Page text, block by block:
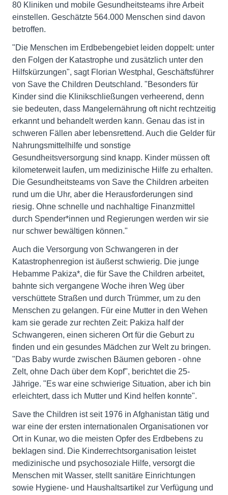
80 Kliniken und mobile Gesundheitsteams ihre Arbeit
einstellen. Geschätzte 564.000 Menschen sind davon
betroffen.
"Die Menschen im Erdbebengebiet leiden doppelt: unter
den Folgen der Katastrophe und zusätzlich unter den
Hilfskürzungen", sagt Florian Westphal, Geschäftsführer
von Save the Children Deutschland. "Besonders für
Kinder sind die Klinikschließungen verheerend, denn
sie bedeuten, dass Mangelernährung oft nicht rechtzeitig
erkannt und behandelt werden kann. Genau das ist in
schweren Fällen aber lebensrettend. Auch die Gelder für
Nahrungsmittelhilfe und sonstige
Gesundheitsversorgung sind knapp. Kinder müssen oft
kilometerweit laufen, um medizinische Hilfe zu erhalten.
Die Gesundheitsteams von Save the Children arbeiten
rund um die Uhr, aber die Herausforderungen sind
riesig. Ohne schnelle und nachhaltige Finanzmittel
durch Spender*innen und Regierungen werden wir sie
nur schwer bewältigen können."
Auch die Versorgung von Schwangeren in der
Katastrophenregion ist äußerst schwierig. Die junge
Hebamme Pakiza*, die für Save the Children arbeitet,
bahnte sich vergangene Woche ihren Weg über
verschüttete Straßen und durch Trümmer, um zu den
Menschen zu gelangen. Für eine Mutter in den Wehen
kam sie gerade zur rechten Zeit: Pakiza half der
Schwangeren, einen sicheren Ort für die Geburt zu
finden und ein gesundes Mädchen zur Welt zu bringen.
"Das Baby wurde zwischen Bäumen geboren - ohne
Zelt, ohne Dach über dem Kopf", berichtet die 25-
Jährige. "Es war eine schwierige Situation, aber ich bin
erleichtert, dass ich Mutter und Kind helfen konnte".
Save the Children ist seit 1976 in Afghanistan tätig und
war eine der ersten internationalen Organisationen vor
Ort in Kunar, wo die meisten Opfer des Erdbebens zu
beklagen sind. Die Kinderrechtsorganisation leistet
medizinische und psychosoziale Hilfe, versorgt die
Menschen mit Wasser, stellt sanitäre Einrichtungen
sowie Hygiene- und Haushaltsartikel zur Verfügung und